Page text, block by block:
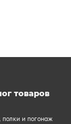
товаров
полки и погонаж